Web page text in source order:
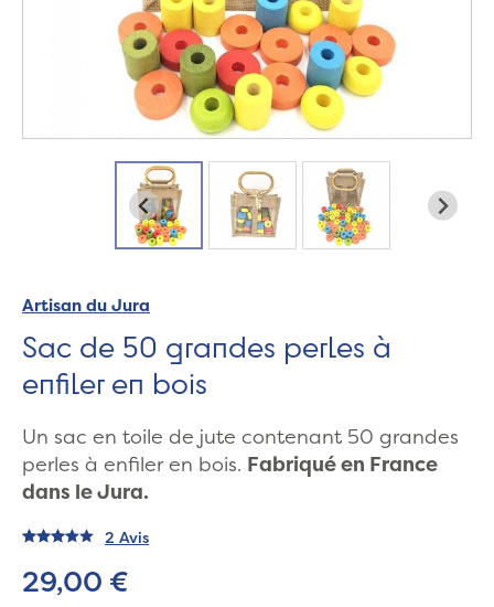
Artisan du Jura
Sac de 50 grandes perles à
enfiler en bois
Un sac en toile de jute contenant 50 grandes
perles à enfiler en bois. Fabriqué en France
dans le Jura.
2 Avis
29,00 €